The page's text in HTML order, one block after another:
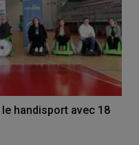
handisport avec 18